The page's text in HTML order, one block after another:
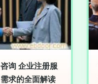
咨询 企业注册服
求的全面解读